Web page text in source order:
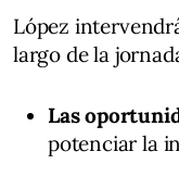
López
largo de la
Las
potenciar la